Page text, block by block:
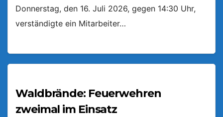
Donnerstag, den 16. Juli 2026, gegen 14:30 Uhr,
verständigte ein Mitarbeiter…
Waldbrände: Feuerwehren
zweimal im Einsatz